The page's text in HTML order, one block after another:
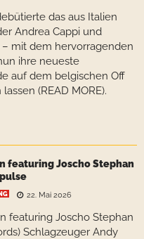
das aus Italien
Andrea Cappi und
mit dem hervorragenden
ihre neueste
auf dem belgischen Off
(READ MORE).
featuring Joscho Stephan
22. Mai 2026
featuring Joscho Stephan
Schlagzeuger Andy